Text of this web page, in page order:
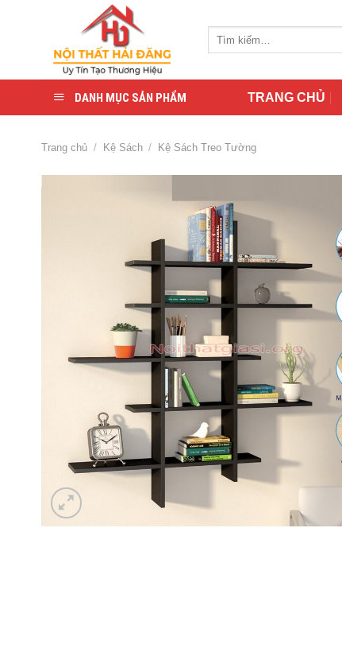
DANH MỤC SẢN PHẨM TRANG CHỦ
Trang chủ / Kệ Sách / Kệ Sách Treo Tường